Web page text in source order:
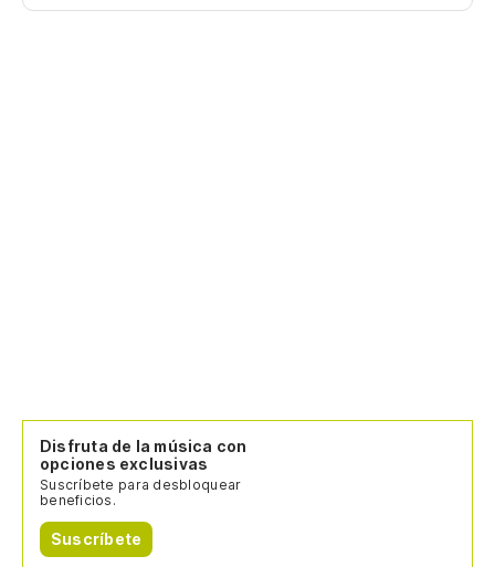
Disfruta de la música con
opciones exclusivas
Suscríbete para desbloquear
beneficios.
Suscríbete